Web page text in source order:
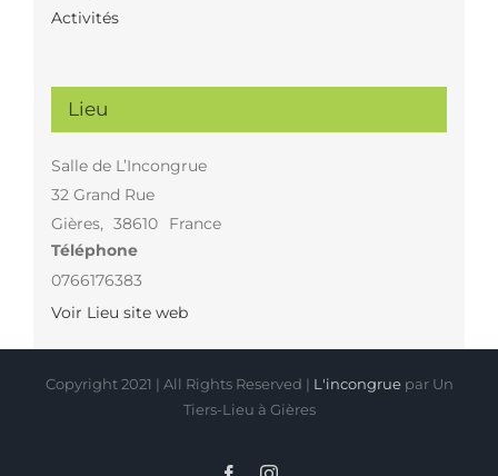
Activités
Lieu
Salle de L’Incongrue
32 Grand Rue
Gières, 38610
France
Téléphone
0766176383
Voir Lieu site web
Copyright 2021 | All Rights Reserved | L'incongruepar Un
Tiers-Lieu à Gières